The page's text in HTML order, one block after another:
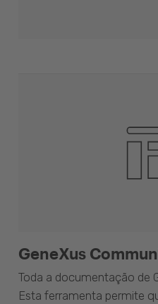
GeneXus
Toda a documentação de
Esta ferramenta permite